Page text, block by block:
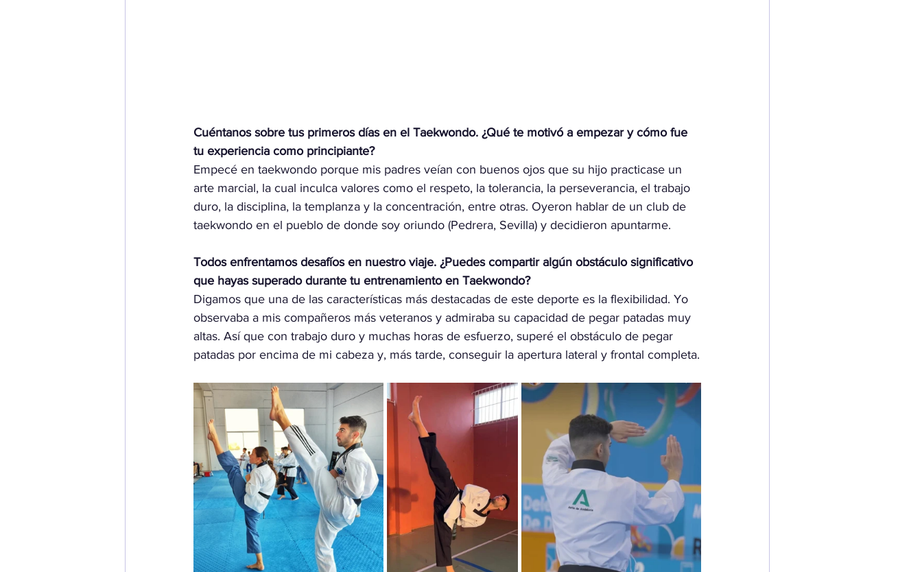
Cuéntanos sobre tus primeros días en el Taekwondo. ¿Qué te motivó a empezar y cómo fue
tu experiencia como principiante?
Empecé en taekwondo porque mis padres veían con buenos ojos que su hijo practicase un
arte marcial, la cual inculca valores como el respeto, la tolerancia, la perseverancia, el trabajo
duro, la disciplina, la templanza y la concentración, entre otras. Oyeron hablar de un club de
taekwondo en el pueblo de donde soy oriundo (Pedrera, Sevilla) y decidieron apuntarme.
Todos enfrentamos desafíos en nuestro viaje. ¿Puedes compartir algún obstáculo significativo
que hayas superado durante tu entrenamiento en Taekwondo?
Digamos que una de las características más destacadas de este deporte es la flexibilidad. Yo
observaba a mis compañeros más veteranos y admiraba su capacidad de pegar patadas muy
altas. Así que con trabajo duro y muchas horas de esfuerzo, superé el obstáculo de pegar
patadas por encima de mi cabeza y, más tarde, conseguir la apertura lateral y frontal completa.